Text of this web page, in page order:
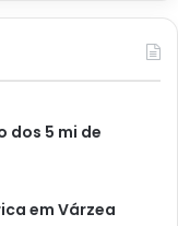
dos 5 mi de
em Várzea